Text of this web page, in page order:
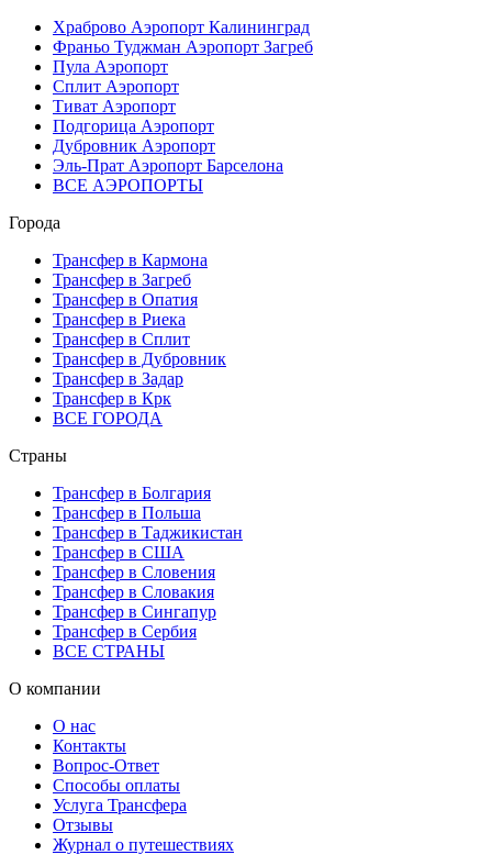
Храброво Аэропорт Калининград
Франьо Туджман Аэропорт Загреб
Пула Аэропорт
Сплит Аэропорт
Тиват Аэропорт
Подгорица Аэропорт
Дубровник Аэропорт
Эль-Прат Аэропорт Барселона
ВСЕ АЭРОПОРТЫ
Города
Трансфер в Кармона
Трансфер в Загреб
Трансфер в Опатия
Трансфер в Риека
Трансфер в Сплит
Трансфер в Дубровник
Трансфер в Задар
Трансфер в Крк
ВСЕ ГОРОДА
Страны
Трансфер в Болгария
Трансфер в Польша
Трансфер в Таджикистан
Трансфер в США
Трансфер в Словения
Трансфер в Словакия
Трансфер в Сингапур
Трансфер в Сербия
ВСЕ СТРАНЫ
О компании
О нас
Контакты
Вопрос-Ответ
Способы оплаты
Услуга Трансфера
Отзывы
Журнал о путешествиях